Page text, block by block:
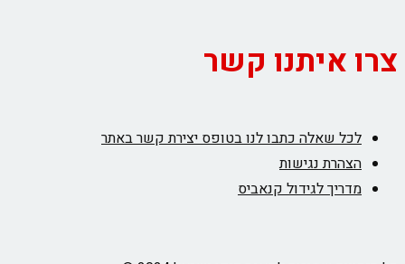
צרו איתנו קשר
לכל שאלה כתבו לנו בטופס יצירת קשר באתר
הצהרת נגישות
מדריך לגידול קנאביס